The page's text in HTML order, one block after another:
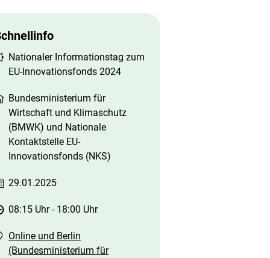
Nationaler Informationstag zum
EU-Innovationsfonds 2024
Bundesministerium für
Wirtschaft und Klimaschutz
(BMWK) und Nationale
Kontaktstelle EU-
Innovationsfonds (NKS)
29.01.2025
08:15 Uhr- 18:00 Uhr
Online und Berlin
(Bundesministerium für